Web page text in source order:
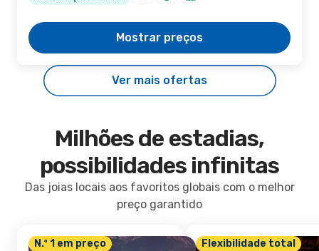
Mostrar preços
Ver mais ofertas
Milhões de estadias,
possibilidades infinitas
Das joias locais aos favoritos globais com o melhor
preço garantido
N.º 1 em preço Flexibilidade total